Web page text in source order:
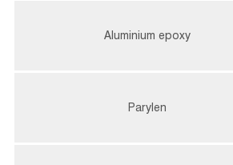
Aluminium epoxy
Parylen